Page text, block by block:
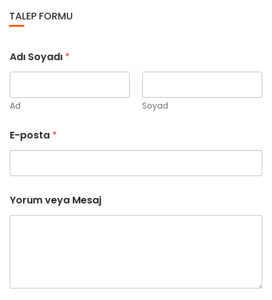
TALEP FORMU
d
ı
-
p
s
t
a
o
u
Adı Soyadı *
Ad Soyad
E-posta *
Yorum veya Mesaj